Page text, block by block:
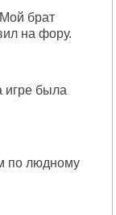
брат
на фору.
игре была
по людному